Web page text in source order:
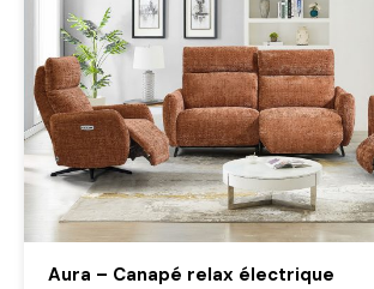
Aura – Canapé relax électrique